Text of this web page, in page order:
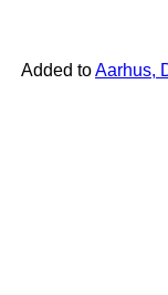
Added toAarhus,